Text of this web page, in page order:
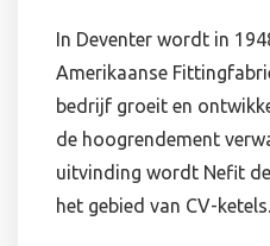
In Deventer wordt in
Amerikaanse
bedrijf groeit en
de hoogrendement
uitvinding wordt Nefit
het gebied van CV-ketels.